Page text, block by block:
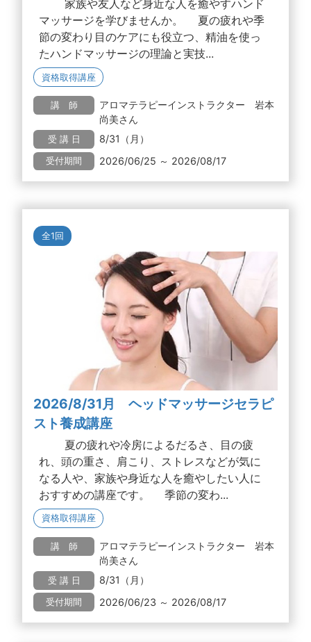
家族や友人など身近な人を癒やすハンド
マッサージを学びませんか。 夏の疲れや季
節の変わり目のケアにも役立つ、精油を使っ
たハンドマッサージの理論と実技...
資格取得講座
講 師
アロマテラピーインストラクター 岩本
尚美さん
受 講 日 8/31（月）
受付期間 2026/06/25 ～ 2026/08/17
全1回
2026/8/31月 ヘッドマッサージセラピ
スト養成講座
夏の疲れや冷房によるだるさ、目の疲
れ、頭の重さ、肩こり、ストレスなどが気に
なる人や、家族や身近な人を癒やしたい人に
おすすめの講座です。 季節の変わ...
資格取得講座
講 師
アロマテラピーインストラクター 岩本
尚美さん
受 講 日 8/31（月）
受付期間 2026/06/23 ～ 2026/08/17